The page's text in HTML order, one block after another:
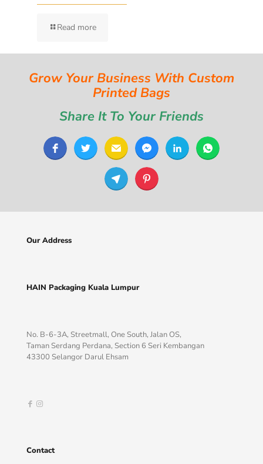
Read more
Grow Your Business With Custom
Printed Bags
Share It To Your Friends
Our Address
HAIN Packaging Kuala Lumpur
No. B-6-3A, Streetmall, One South, Jalan OS,
Taman Serdang Perdana, Section 6 Seri Kembangan
43300 Selangor Darul Ehsam
Contact